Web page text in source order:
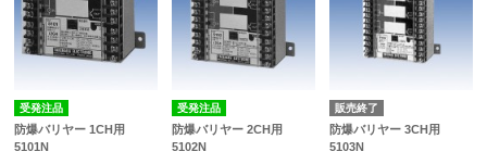
受発注品
防爆バリヤー 1CH用
5101N
受発注品
防爆バリヤー 2CH用
5102N
販売終了
防爆バリヤー 3CH用
5103N